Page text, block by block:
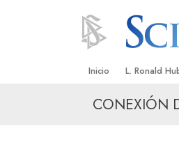
Inicio L. Ronald
CONEXIÓN